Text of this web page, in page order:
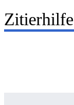
Zitierhilfe